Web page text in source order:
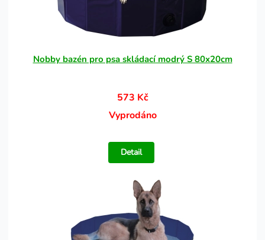
Nobby bazén pro psa skládací modrý S 80x20cm
573 Kč
Vyprodáno
Detail